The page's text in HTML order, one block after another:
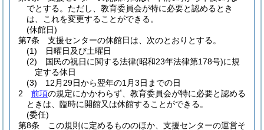
でとする。 ただし、教育委員会が特に必要と認めるとき
は、これを変更することができる。
(休館日)
第7条
支援センターの休館日は、次のとおりとする。
(1)
日曜日及び土曜日
(2)
国民の祝日に関する法律(昭和23年法律第178号)に規
定する休日
(3)
12月29日から翌年の1月3日までの日
2
前項の規定にかかわらず、教育委員会が特に必要と認める
ときは、臨時に開館又は休館することができる。
(委任)
第8条
この規則に定めるもののほか、支援センターの運営そ